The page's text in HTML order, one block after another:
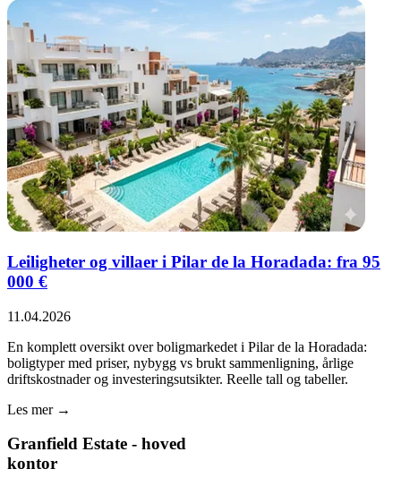
Leiligheter og villaer i Pilar de la Horadada: fra 95
000 €
11.04.2026
En komplett oversikt over boligmarkedet i Pilar de la Horadada:
boligtyper med priser, nybygg vs brukt sammenligning, årlige
driftskostnader og investeringsutsikter. Reelle tall og tabeller.
Les mer →
Granfield Estate - hoved
kontor